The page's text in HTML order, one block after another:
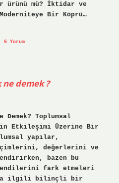
ürünü mü? İktidar ve
Bir Köprü…
6 Yorum
demek ?
Toplumsal
Etkileşimi Üzerine Bir
yapılar,
değerlerini ve
bazen bu
fark etmeleri
ilgili bilinçli bir